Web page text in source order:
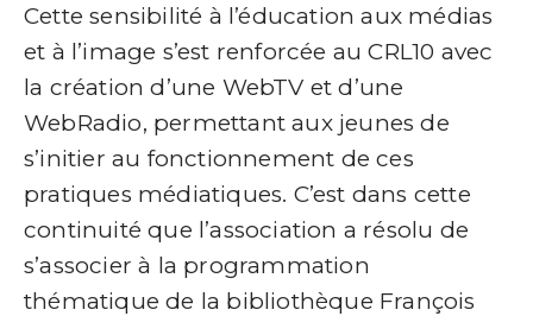
Cette sensibilité à l’éducation aux médias
et à l’image s’est renforcée au CRL10 avec
la création d’une WebTV et d’une
WebRadio, permettant aux jeunes de
s’initier au fonctionnement de ces
pratiques médiatiques. C’est dans cette
continuité que l’association a résolu de
s’associer à la programmation
thématique de la bibliothèque François